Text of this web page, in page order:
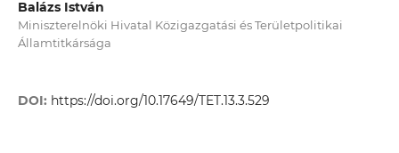
Balázs István
Miniszterelnöki Hivatal Közigazgatási és Területpolitikai
Államtitkársága
DOI: https://doi.org/10.17649/TET.13.3.529